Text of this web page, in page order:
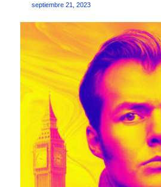
septiembre 21, 2023